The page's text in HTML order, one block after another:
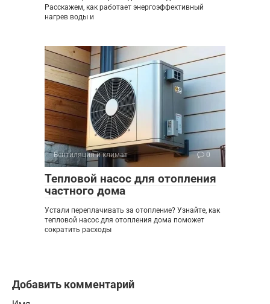
Расскажем, как работает энергоэффективный
нагрев воды и
Вентиляция и климат 0
Тепловой насос для отопления
частного дома
Устали переплачивать за отопление? Узнайте, как
тепловой насос для отопления дома поможет
сократить расходы
Добавить комментарий